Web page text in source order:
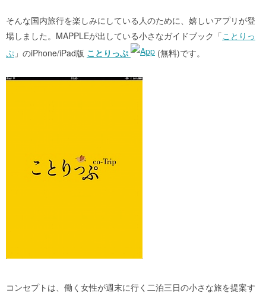
そんな国内旅行を楽しみにしている人のために、嬉しいアプリが登
場しました。MAPPLEが出している小さなガイドブック「ことりっ
ぷ 」のiPhone/iPad版 ことりっぷ (無料)です。
コンセプトは、働く女性が週末に行く二泊三日の小さな旅を提案す